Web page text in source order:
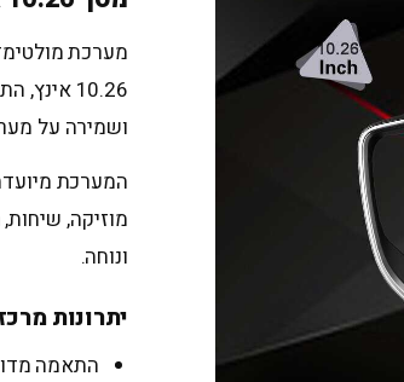
ושמירה על
מוזיקה,
ונוחה.
יתרונות
התאמה